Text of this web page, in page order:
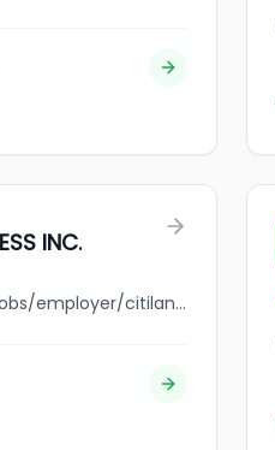
INC.
jobbank.gc.ca/browsejobs/employer/citiland+express+inc./ca